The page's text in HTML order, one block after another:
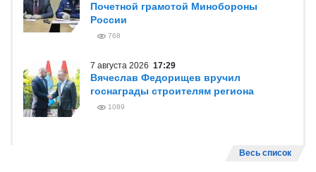
Почетной грамотой Минобороны
России
768
7 августа 2026 17:29
Вячеслав Федорищев вручил
госнаграды строителям региона
1089
Весь список